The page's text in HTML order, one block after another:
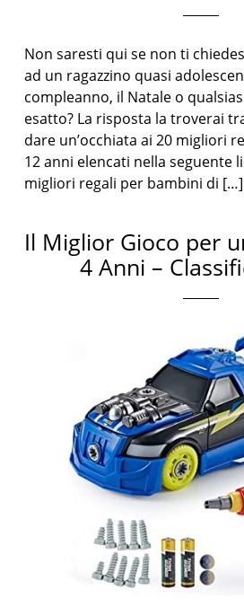
Non saresti qui se non ti
ad un ragazzino quasi
compleanno, il Natale o
esatto? La risposta la troverai
dare un’occhiata ai 20 migliori
12 anni elencati nella seguente
migliori regali per bambini di […]
Il Miglior Gioco per
4 Anni –